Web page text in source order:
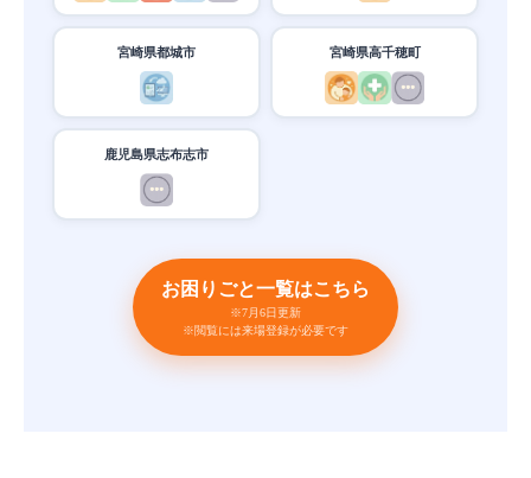
宮崎県都城市 宮崎県高千穂町
鹿児島県志布志市
お困りごと一覧はこちら
※7月6日更新
※閲覧には来場登録が必要です